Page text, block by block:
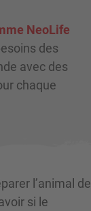
NeoLife
des
avec des
chaque
l’animal de
si le